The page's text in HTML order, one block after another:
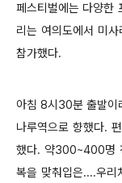
페스티벌에는 다양한
리는 여의도에서 미
참가했다.
아침 8시30분 출발이
나루역으로 향했다.
했다. 약300~400명
복을 맞춰입은....우